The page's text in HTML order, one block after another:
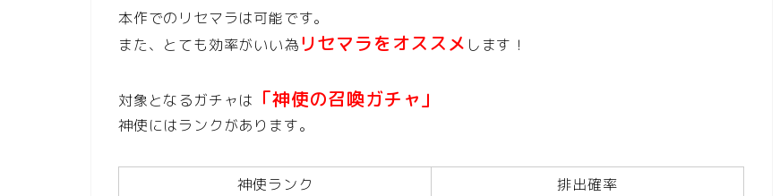
本作でのリセマラは可能です。
また、とても効率がいい為リセマラをオススメ します！
対象となるガチャは 「神使の召喚ガチャ」
神使にはランクがあります。
神使ランク
排出確率